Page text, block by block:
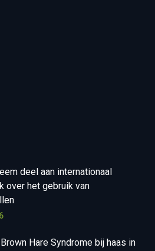
deel aan internationaal
over het gebruik van
Hare Syndrome bij haas in